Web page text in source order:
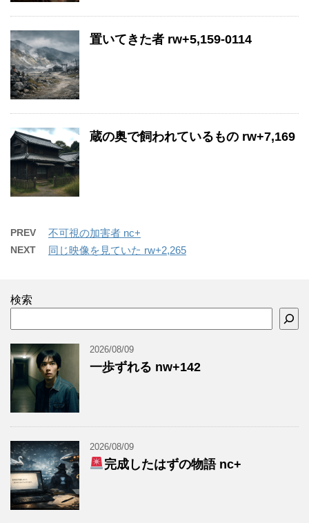
置いてきた者 rw+5,159-0114
蔵の奥で飼われているもの rw+7,169
PREV 不可視の加害者 nc+
NEXT 同じ映像を見ていた rw+2,265
検索
2026/08/09
一歩ずれる nw+142
2026/08/09
完成したはずの物語 nc+